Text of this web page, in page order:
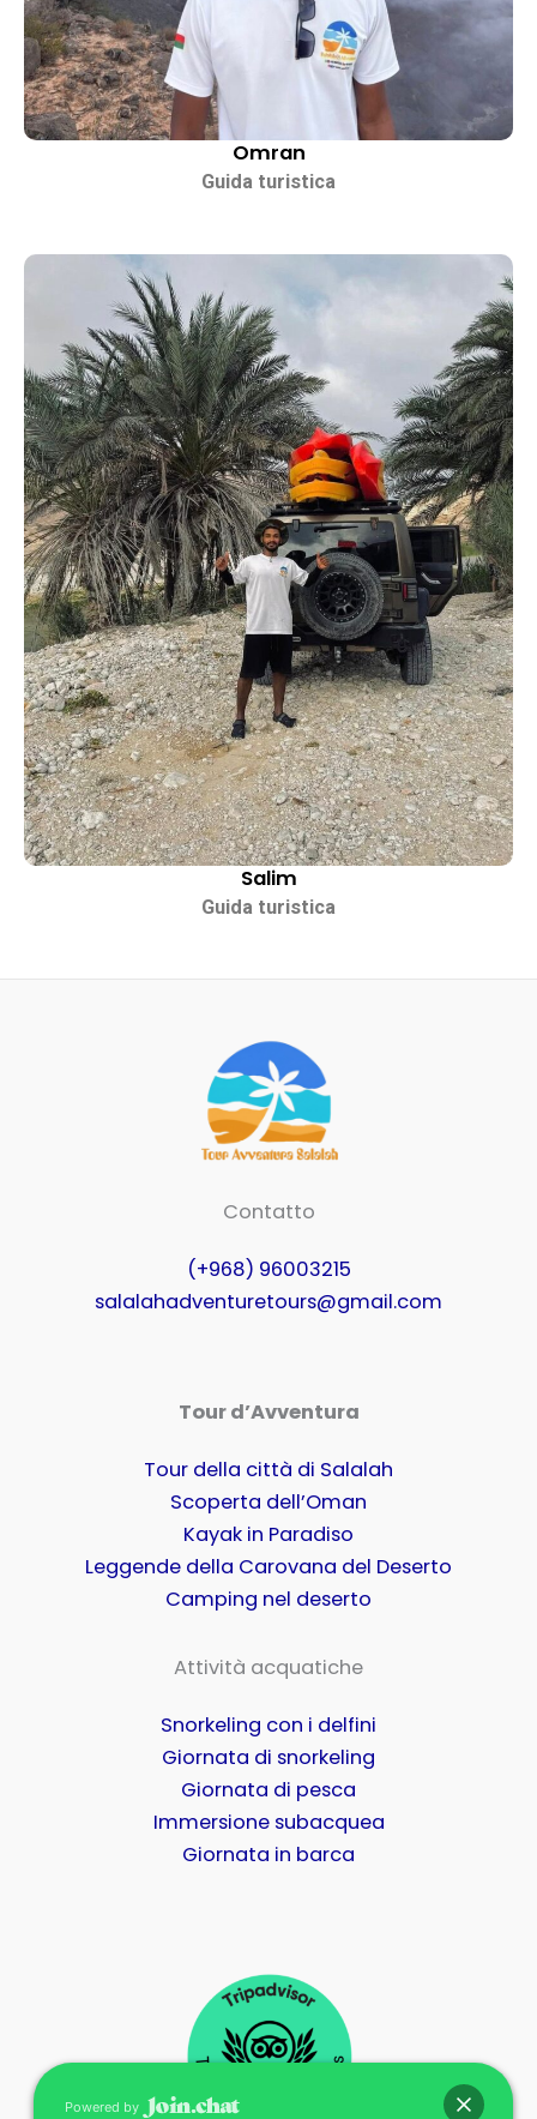
Omran
Guida turistica
Salim
Guida turistica
Contatto
(+968) 96003215
salalahadventuretours@gmail.com
Tour d’Avventura
Tour della città di Salalah
Scoperta dell’Oman
Kayak in Paradiso
Leggende della Carovana del Deserto
Camping nel deserto
Attività acquatiche
Snorkeling con i delfini
Giornata di snorkeling
Giornata di pesca
Immersione subacquea
Giornata in barca
Powered by